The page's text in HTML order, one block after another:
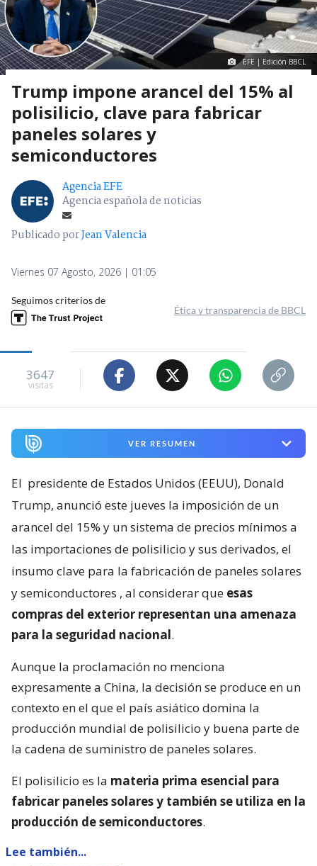
EFE | Edición BBCL
Trump impone arancel del 15% al
polisilicio, clave para fabricar
paneles solares y
semiconductores
Agencia EFE
Agencia española de noticias
Publicado porJean Valencia
Viernes 07 Agosto, 2026 | 01:05
Seguimos criterios de
Ética y transparencia de BBCL
3647
visitas
VER RESUMEN
El presidente de Estados Unidos (EEUU), Donald
Trump, anunció este jueves la imposición de un
arancel del 15% y un sistema de precios mínimos a
las importaciones de polisilicio y sus derivados, el
insumo clave para la fabricación de paneles solares
y semiconductores , al considerar que esas
compras del exterior representan una amenaza
para la seguridad nacional.
Aunque la proclamación no menciona
expresamente a China, la decisión se produce en un
contexto en el que el país asiático domina la
producción mundial de polisilicio y buena parte de
la cadena de suministro de paneles solares.
El polisilicio es la materia prima esencial para
fabricar paneles solares y también se utiliza en la
producción de semiconductores.
Lee también...